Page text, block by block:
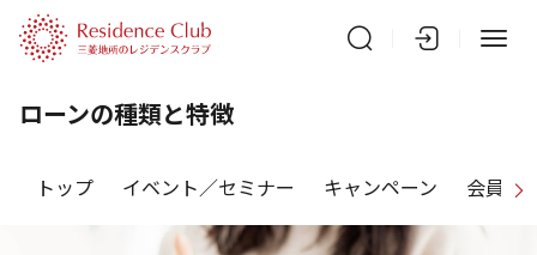
ローンの種類と特徴
トップ イベント／セミナー キャンペーン 会員特